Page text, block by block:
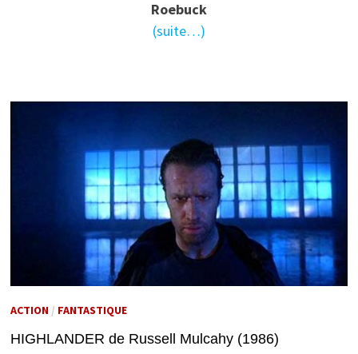
Roebuck
(suite…)
ACTION/ FANTASTIQUE
HIGHLANDER de Russell Mulcahy (1986)